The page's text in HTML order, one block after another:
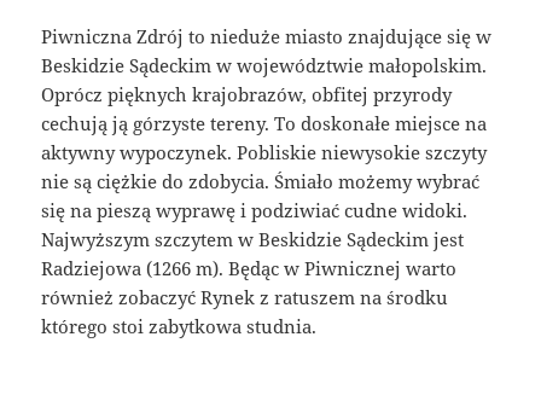
Piwniczna Zdrój to nieduże miasto znajdujące się w
Beskidzie Sądeckim w województwie małopolskim.
Oprócz pięknych krajobrazów, obfitej przyrody
cechują ją górzyste tereny. To doskonałe miejsce na
aktywny wypoczynek. Pobliskie niewysokie szczyty
nie są ciężkie do zdobycia. Śmiało możemy wybrać
się na pieszą wyprawę i podziwiać cudne widoki.
Najwyższym szczytem w Beskidzie Sądeckim jest
Radziejowa (1266 m). Będąc w Piwnicznej warto
również zobaczyć Rynek z ratuszem na środku
którego stoi zabytkowa studnia.